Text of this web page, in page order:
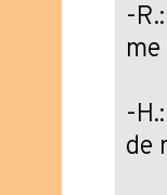
-
-
de